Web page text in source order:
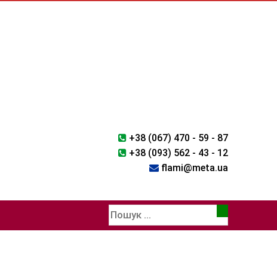
+38 (067) 470 - 59 - 87
+38 (093) 562 - 43 - 12
flami@meta.ua